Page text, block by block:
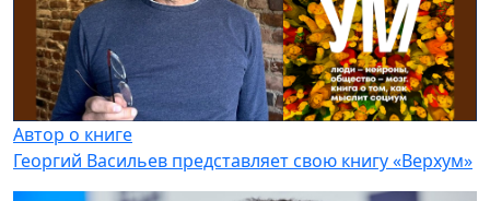
Автор о книге
Георгий Васильев представляет свою книгу «Верхум»